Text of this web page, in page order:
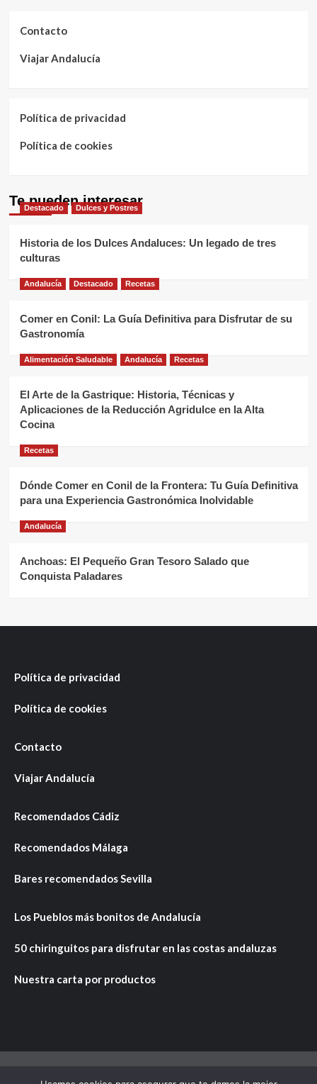
Contacto
Viajar Andalucía
Política de privacidad
Política de cookies
Te pueden interesar
Destacado Dulces y Postres
Historia de los Dulces Andaluces: Un legado de tres
culturas
Andalucía Destacado Recetas
Comer en Conil: La Guía Definitiva para Disfrutar de su
Gastronomía
Alimentación Saludable Andalucía Recetas
El Arte de la Gastrique: Historia, Técnicas y
Aplicaciones de la Reducción Agridulce en la Alta
Cocina
Recetas
Dónde Comer en Conil de la Frontera: Tu Guía Definitiva
para una Experiencia Gastronómica Inolvidable
Andalucía
Anchoas: El Pequeño Gran Tesoro Salado que
Conquista Paladares
Política de privacidad
Política de cookies
Contacto
Viajar Andalucía
Recomendados Cádiz
Recomendados Málaga
Bares recomendados Sevilla
Los Pueblos más bonitos de Andalucía
50 chiringuitos para disfrutar en las costas andaluzas
Nuestra carta por productos